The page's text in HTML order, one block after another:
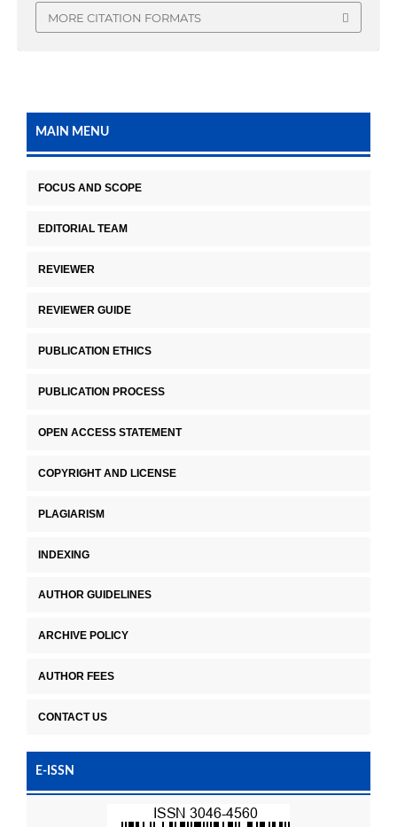
MORE CITATION FORMATS
MAIN MENU
FOCUS AND SCOPE
EDITORIAL TEAM
REVIEWER
REVIEWER GUIDE
PUBLICATION ETHICS
PUBLICATION PROCESS
OPEN ACCESS STATEMENT
COPYRIGHT AND LICENSE
PLAGIARISM
INDEXING
AUTHOR GUIDELINES
ARCHIVE POLICY
AUTHOR FEES
CONTACT US
E-ISSN